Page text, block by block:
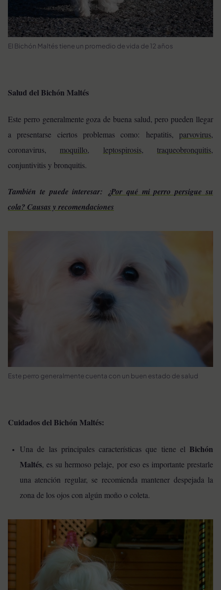
El Bichón Maltés tiene un promedio de vida de 12 años
Salud del Bichón Maltés
Este perro generalmente goza de buena salud, pero pueden llegar
a presentarse ciertos problemas como: hepatitis, parvovirus,
coronavirus, moquillo, leptospirosis, traqueobronquitis,
conjuntivitis y bronquitis.
También te puede interesar: ¿Por qué mi perro persigue su
cola? Causas y recomendaciones
Este perro generalmente cuenta con un buen estado de salud
Cuidados del Bichón Maltés:
Una de las principales características que tiene el Bichón
Maltés, es su hermoso pelaje, por eso es importante prestarle
una atención regular, se recomienda mantener despejada la
zona de los ojos con algún moño o coleta.